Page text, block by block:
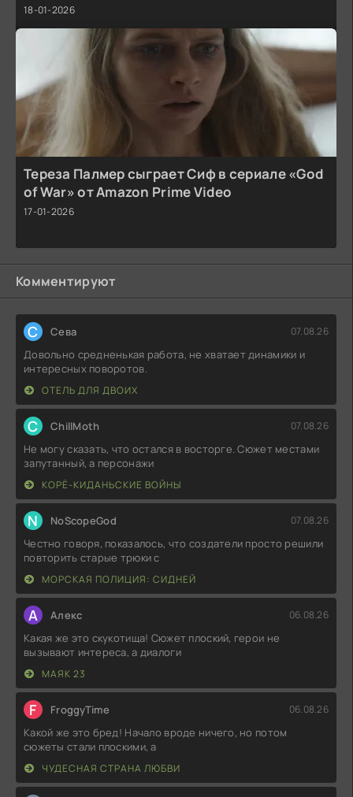
18-01-2026
Тереза Палмер сыграет Сиф в сериале «God
of War» от Amazon Prime Video
17-01-2026
Комментируют
С Севa 07.08.26
Довольно средненькая работа, не хватает динамики и
интересных поворотов.
ОТЕЛЬ ДЛЯ ДВОИХ
C ChillMoth 07.08.26
Не могу сказать, что остался в восторге. Сюжет местами
запутанный, а персонажи
КОРЁ-КИДАНЬСКИЕ ВОЙНЫ
N NoScopeGod 07.08.26
Честно говоря, показалось, что создатели просто решили
повторить старые трюки с
МОРСКАЯ ПОЛИЦИЯ: СИДНЕЙ
А Алекс 06.08.26
Какая же это скукотища! Сюжет плоский, герои не
вызывают интереса, а диалоги
МАЯК 23
F FroggyTime 06.08.26
Какой же это бред! Начало вроде ничего, но потом
сюжеты стали плоскими, а
ЧУДЕСНАЯ СТРАНА ЛЮБВИ